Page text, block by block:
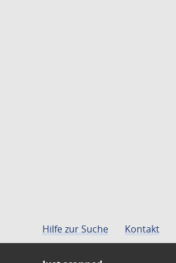
Hilfe zur Suche Kontakt